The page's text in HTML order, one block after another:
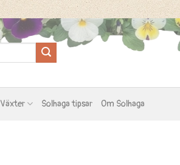
Växter Solhaga tipsar Om Solhaga